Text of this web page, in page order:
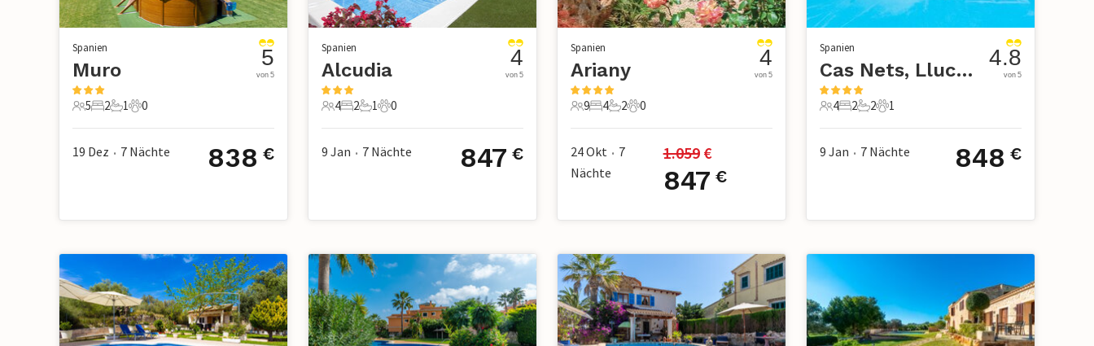
Spanien
Muro
5 Gäste
5
2 Schlafzimmer
2
1 Badezimmer
1
0 Haustiere
0
5
von 5
19 Dez • 7 Nächte 838 €
Spanien
Alcudia
4 Gäste
4
2 Schlafzimmer
2
1 Badezimmer
1
0 Haustiere
0
4
von 5
9 Jan • 7 Nächte 847 €
Spanien
Ariany
9 Gäste
9
4 Schlafzimmer
4
2 Badezimmer
2
0 Haustiere
0
4
von 5
24 Okt • 7
Nächte
1.059 €
847 €
Spanien
Cas Nets, Llucmajor
4 Gäste
4
2 Schlafzimmer
2
2 Badezimmer
2
1 Haustier
1
4.8
von 5
9 Jan • 7 Nächte 848 €